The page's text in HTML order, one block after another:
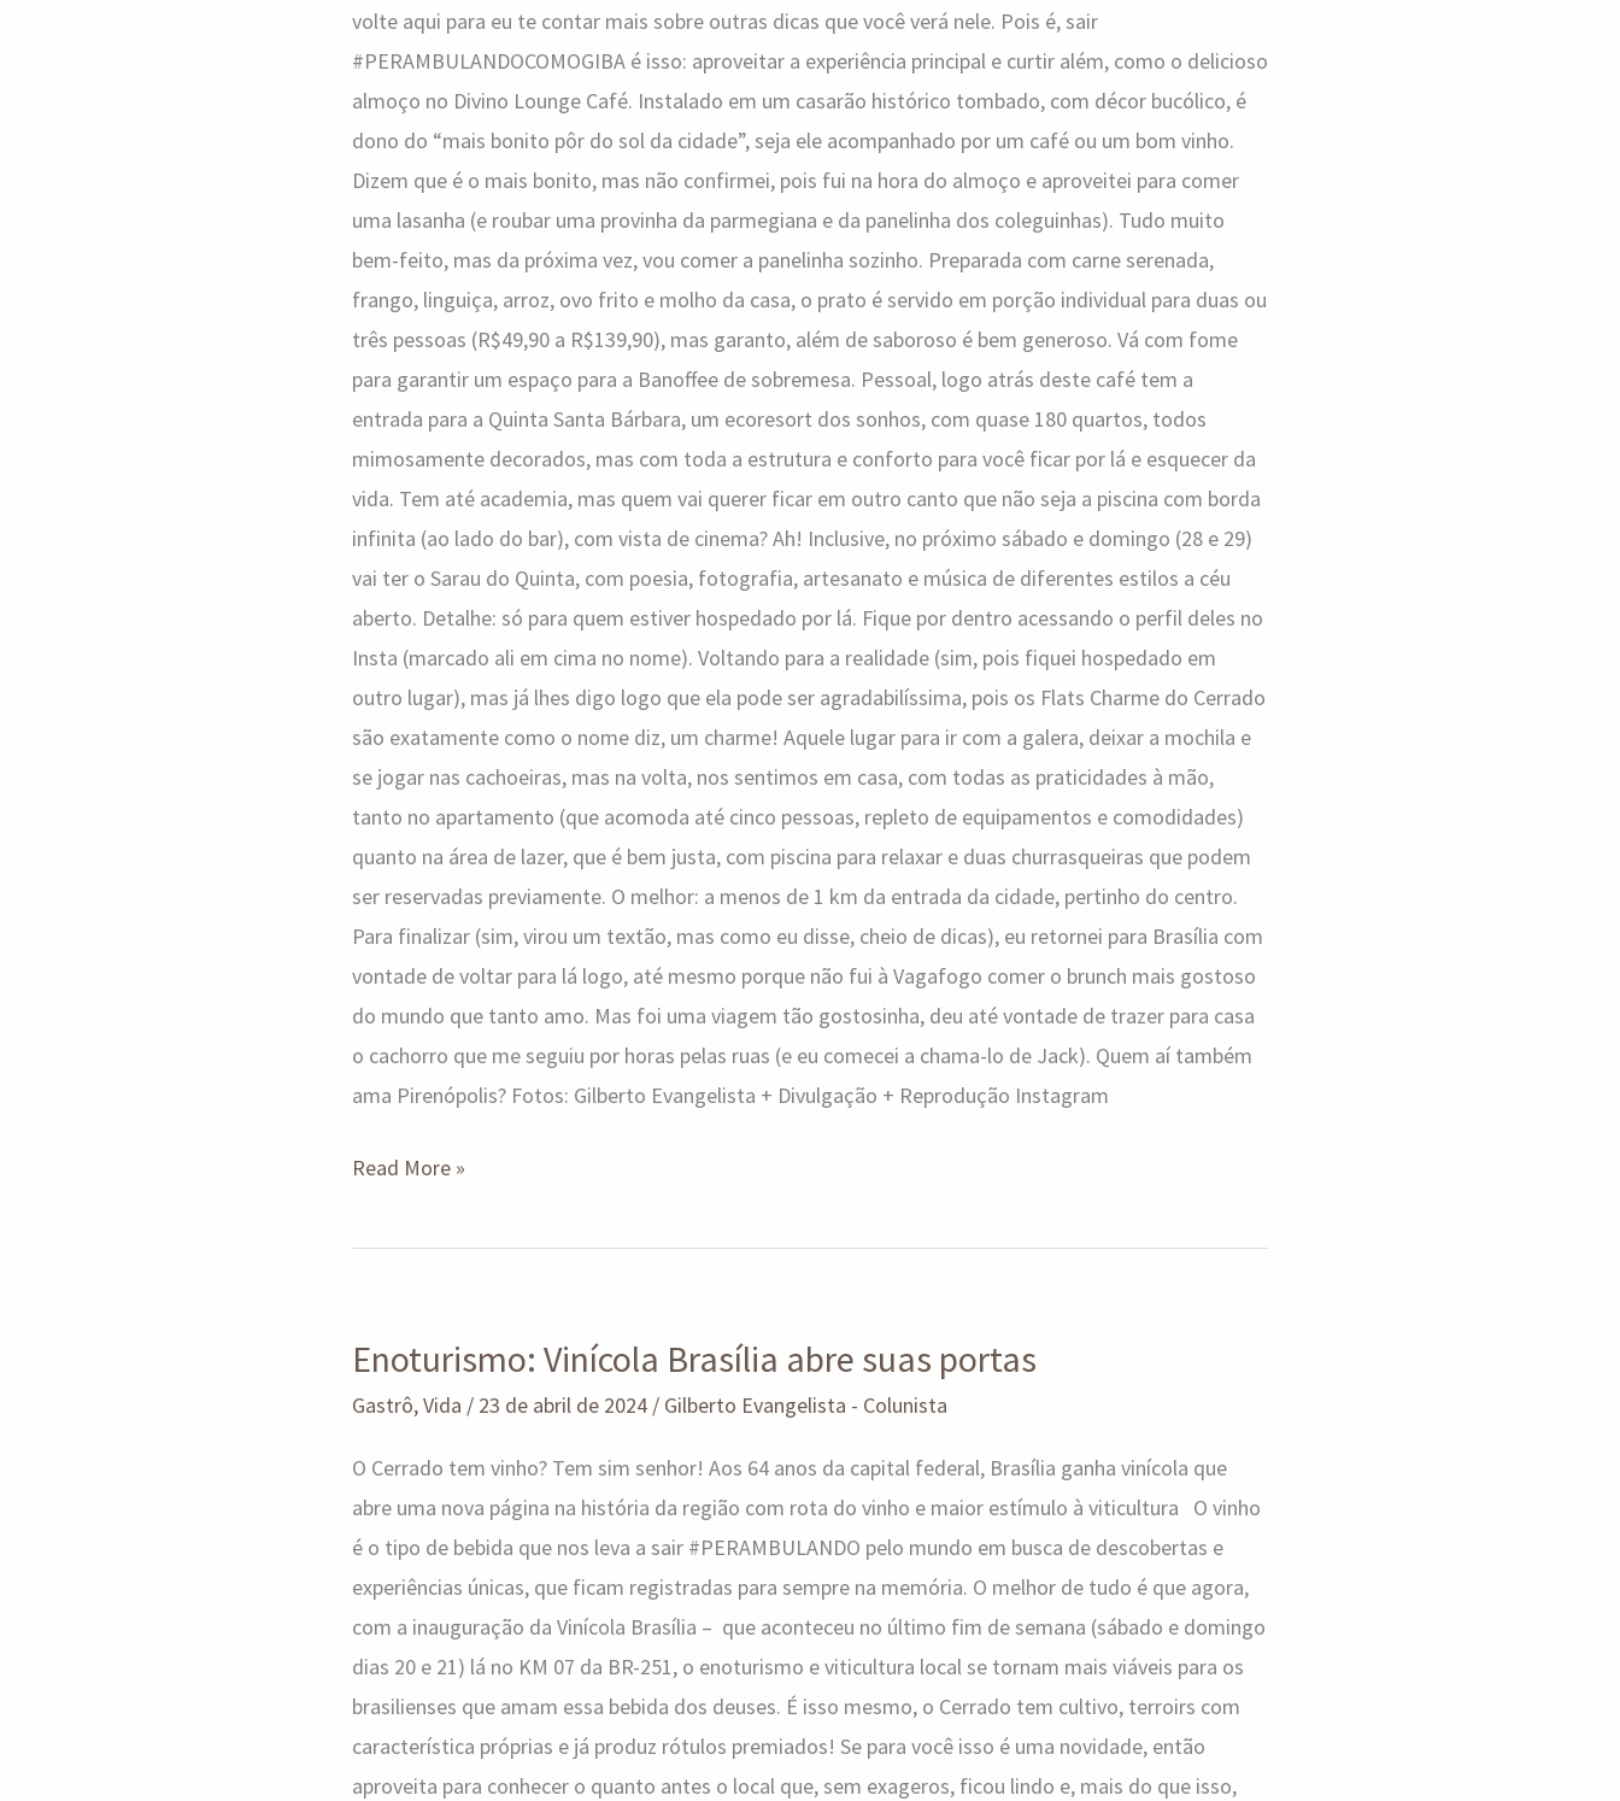
volte aqui para eu te contar mais sobre outras dicas que você verá nele. Pois é, sair
#PERAMBULANDOCOMOGIBA é isso: aproveitar a experiência principal e curtir além, como o delicioso
almoço no Divino Lounge Café. Instalado em um casarão histórico tombado, com décor bucólico, é
dono do “mais bonito pôr do sol da cidade”, seja ele acompanhado por um café ou um bom vinho.
Dizem que é o mais bonito, mas não confirmei, pois fui na hora do almoço e aproveitei para comer
uma lasanha (e roubar uma provinha da parmegiana e da panelinha dos coleguinhas). Tudo muito
bem-feito, mas da próxima vez, vou comer a panelinha sozinho. Preparada com carne serenada,
frango, linguiça, arroz, ovo frito e molho da casa, o prato é servido em porção individual para duas ou
três pessoas (R$49,90 a R$139,90), mas garanto, além de saboroso é bem generoso. Vá com fome
para garantir um espaço para a Banoffee de sobremesa. Pessoal, logo atrás deste café tem a
entrada para a Quinta Santa Bárbara, um ecoresort dos sonhos, com quase 180 quartos, todos
mimosamente decorados, mas com toda a estrutura e conforto para você ficar por lá e esquecer da
vida. Tem até academia, mas quem vai querer ficar em outro canto que não seja a piscina com borda
infinita (ao lado do bar), com vista de cinema? Ah! Inclusive, no próximo sábado e domingo (28 e 29)
vai ter o Sarau do Quinta, com poesia, fotografia, artesanato e música de diferentes estilos a céu
aberto. Detalhe: só para quem estiver hospedado por lá. Fique por dentro acessando o perfil deles no
Insta (marcado ali em cima no nome). Voltando para a realidade (sim, pois fiquei hospedado em
outro lugar), mas já lhes digo logo que ela pode ser agradabilíssima, pois os Flats Charme do Cerrado
são exatamente como o nome diz, um charme! Aquele lugar para ir com a galera, deixar a mochila e
se jogar nas cachoeiras, mas na volta, nos sentimos em casa, com todas as praticidades à mão,
tanto no apartamento (que acomoda até cinco pessoas, repleto de equipamentos e comodidades)
quanto na área de lazer, que é bem justa, com piscina para relaxar e duas churrasqueiras que podem
ser reservadas previamente. O melhor: a menos de 1 km da entrada da cidade, pertinho do centro.
Para finalizar (sim, virou um textão, mas como eu disse, cheio de dicas), eu retornei para Brasília com
vontade de voltar para lá logo, até mesmo porque não fui à Vagafogo comer o brunch mais gostoso
do mundo que tanto amo. Mas foi uma viagem tão gostosinha, deu até vontade de trazer para casa
o cachorro que me seguiu por horas pelas ruas (e eu comecei a chama-lo de Jack). Quem aí também
ama Pirenópolis? Fotos: Gilberto Evangelista + Divulgação + Reprodução Instagram
Read More »
Enoturismo: Vinícola Brasília abre suas portas
Gastrô,Vida / 23 de abril de 2024 / Gilberto Evangelista - Colunista
O Cerrado tem vinho? Tem sim senhor! Aos 64 anos da capital federal, Brasília ganha vinícola que
abre uma nova página na história da região com rota do vinho e maior estímulo à viticultura O vinho
é o tipo de bebida que nos leva a sair #PERAMBULANDO pelo mundo em busca de descobertas e
experiências únicas, que ficam registradas para sempre na memória. O melhor de tudo é que agora,
com a inauguração da Vinícola Brasília – que aconteceu no último fim de semana (sábado e domingo
dias 20 e 21) lá no KM 07 da BR-251, o enoturismo e viticultura local se tornam mais viáveis para os
brasilienses que amam essa bebida dos deuses. É isso mesmo, o Cerrado tem cultivo, terroirs com
característica próprias e já produz rótulos premiados! Se para você isso é uma novidade, então
aproveita para conhecer o quanto antes o local que, sem exageros, ficou lindo e, mais do que isso,
Vinícola
Brasília
suas
portas